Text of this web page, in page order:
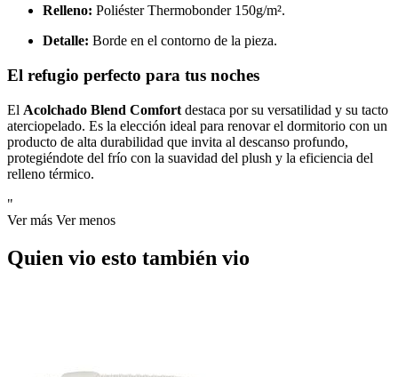
Relleno: Poliéster Thermobonder 150g/m².
Detalle: Borde en el contorno de la pieza.
El refugio perfecto para tus noches
El Acolchado Blend Comfort destaca por su versatilidad y su tacto
aterciopelado. Es la elección ideal para renovar el dormitorio con un
producto de alta durabilidad que invita al descanso profundo,
protegiéndote del frío con la suavidad del plush y la eficiencia del
relleno térmico.
"
Ver más Ver menos
Quien vio esto también vio